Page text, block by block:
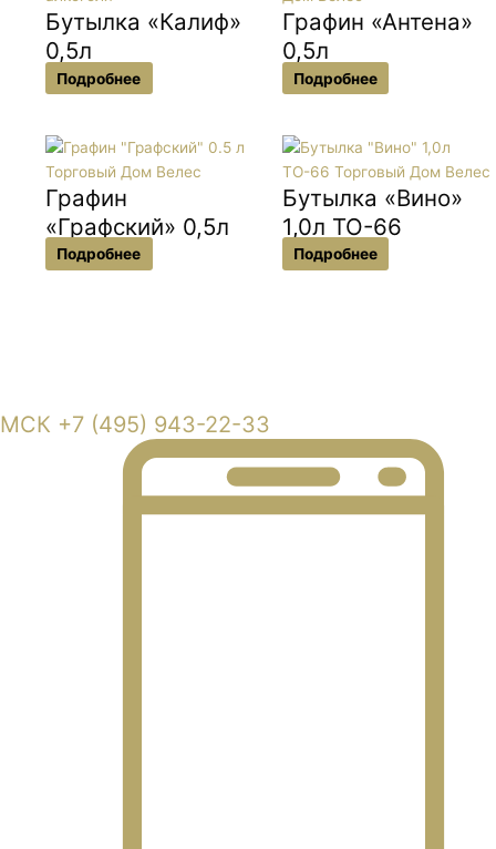
Бутылка «Калиф»
0,5л
Подробнее
Графин «Антена»
0,5л
Подробнее
Графин
«Графский» 0,5л
Подробнее
Бутылка «Вино»
1,0л ТО-66
Подробнее
МСК +7 (495) 943-22-33